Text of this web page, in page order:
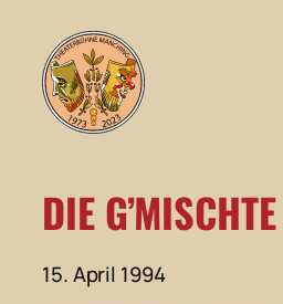
Inhalt
springen
DIE
15. April 1994